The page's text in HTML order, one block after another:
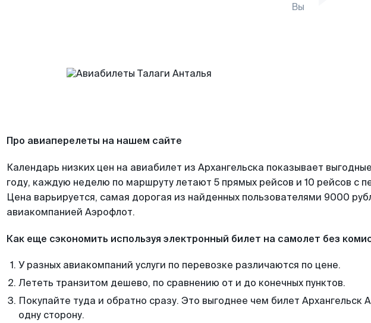
Вы
Про авиаперелеты на нашем сайте
Календарь низких цен на авиабилет из Архангельска показывает
году, каждую неделю по маршруту летают 5 прямых рейсов и 10 рейсов с
Цена варьируется, самая дорогая из найденных пользователями 9000
авиакомпанией Аэрофлот.
Как еще сэкономить используя электронный билет на самолет без
У разных авиакомпаний услуги по перевозке различаются по цене.
Лететь транзитом дешево, по сравнению от и до конечных пунктов.
Покупайте туда и обратно сразу. Это выгоднее чем билет Архангельск
одну сторону.